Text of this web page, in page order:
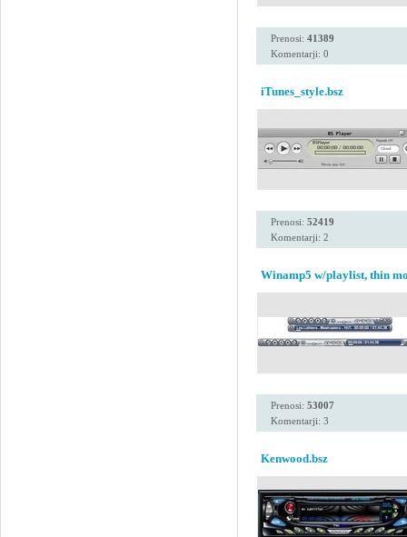
Prenosi: 41389
Komentarji: 0
iTunes_style.bsz
Prenosi: 52419
Komentarji: 2
Winamp5 w/playlist, thin
Prenosi: 53007
Komentarji: 3
Kenwood.bsz